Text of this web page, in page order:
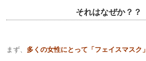
それはなぜか？？
まず、 多くの女性にとって「フェイスマスク」